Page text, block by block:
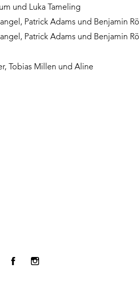
und Luka Tameling
Patrick Adams und Benjamin
Patrick Adams und Benjamin
Tobias Millen und Aline